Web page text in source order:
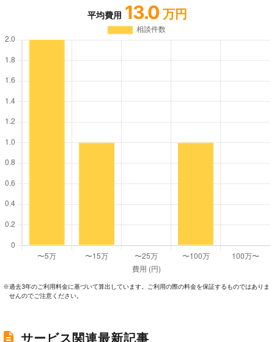
平均費用 13.0 万円
※過去3年のご利⽤料⾦に基づいて算出しています。ご利⽤の際の料⾦を保証するものではありま
せんのでご注意ください。
サービス関連最新記事